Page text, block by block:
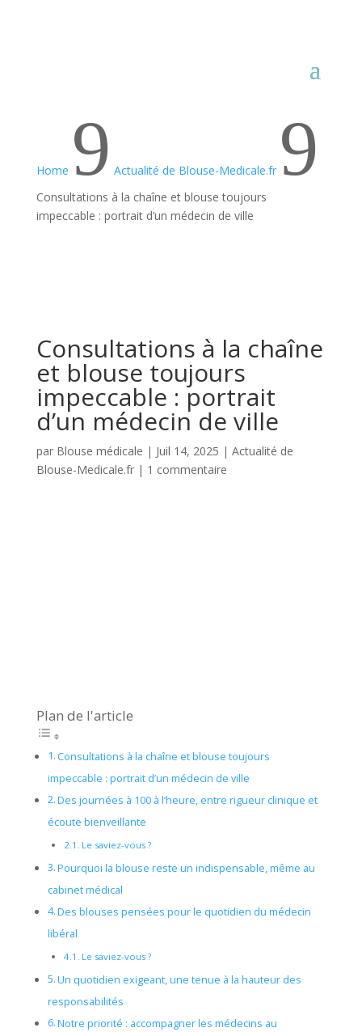
Home 9 Actualité de Blouse-Medicale.fr 9
Consultations à la chaîne et blouse toujours
impeccable : portrait d’un médecin de ville
Consultations à la chaîne
et blouse toujours
impeccable : portrait
d’un médecin de ville
par Blouse médicale | Juil 14, 2025 | Actualité de
Blouse-Medicale.fr| 1 commentaire
Plan de l'article
Consultations à la chaîne et blouse toujours
impeccable : portrait d’un médecin de ville
Des journées à 100 à l’heure, entre rigueur clinique et
écoute bienveillante
Le saviez-vous ?
Pourquoi la blouse reste un indispensable, même au
cabinet médical
Des blouses pensées pour le quotidien du médecin
libéral
Le saviez-vous ?
Un quotidien exigeant, une tenue à la hauteur des
responsabilités
Notre priorité : accompagner les médecins au